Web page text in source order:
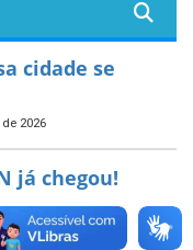
cidade se
2026
já chegou!
2026